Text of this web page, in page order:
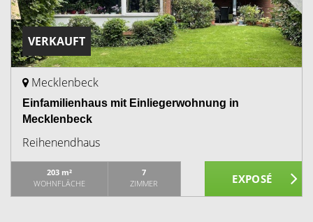
VERKAUFT
Mecklenbeck
Einfamilienhaus mit Einliegerwohnung in
Mecklenbeck
Reihenendhaus
203 m²
WOHNFLÄCHE
7
ZIMMER